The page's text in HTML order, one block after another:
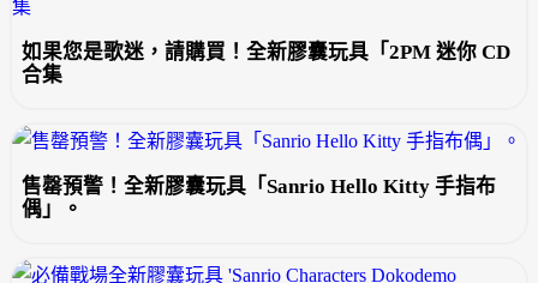
如果您是歌迷，請購買！全新膠囊玩具「2PM 迷你 CD
合集
售罄預警！全新膠囊玩具「Sanrio Hello Kitty 手指布
偶」。